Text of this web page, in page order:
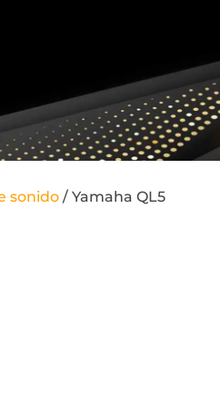
sonido / Yamaha QL5